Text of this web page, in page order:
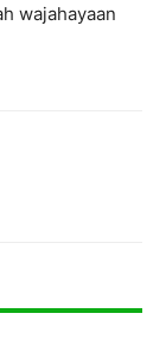
wajahayaan